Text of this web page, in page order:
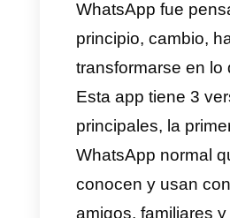
ellas tenemos
conversar con
familiares,
grupos de
fuera poco de
paravender y